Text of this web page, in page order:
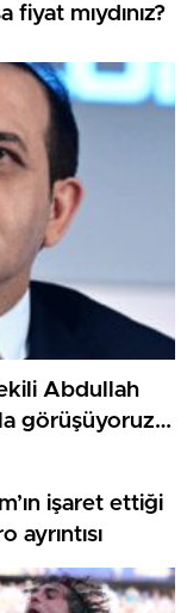
fiyat mıydınız?
Abdullah
görüşüyoruz,
işaret ettiği
ayrıntısı